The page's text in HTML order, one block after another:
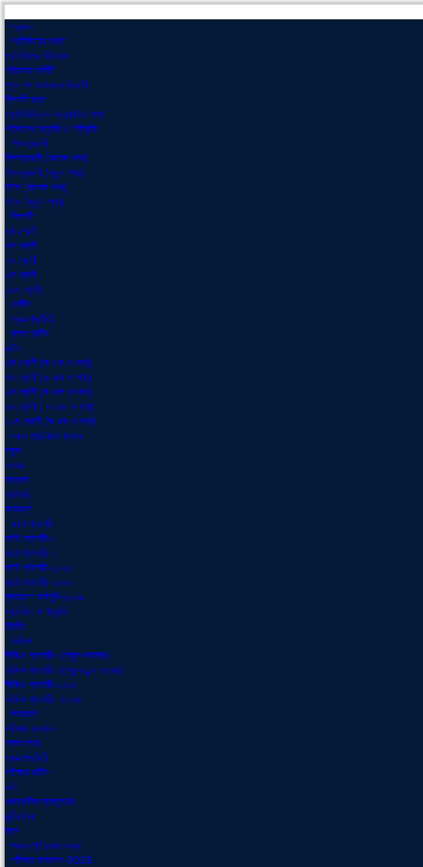
প্রচ্ছদ
প্রতিষ্ঠানের তথ্য
প্রতিষ্ঠানের ইতিহাস
পরিচালনা কমিটি
শূণ্য পদ ও জনবল বিবরণী
শিক্ষার্থী তথ্য
শ্রেণিভিত্তিক অনুমোদিত শাখা
পাঠদানের অনুমতি ও স্বীকৃতি
শিক্ষকমন্ডলী
শিক্ষকমন্ডলী (কলেজ শাখা)
শিক্ষকমন্ডলী (স্কুল শাখা)
স্টাফ (কলেজ শাখা)
স্টাফ (স্কুল শাখা)
শিক্ষার্থী
৬ষ্ঠ শ্রেণী
৭ম শ্রেণী
৮ম শ্রেণী
৯ম শ্রেণী
১০ম শ্রেণী
নোটিশ
প্রজ্ঞাপন/চিঠি
ক্লাশ রুটিন
রুটিন
৬ষ্ঠ শ্রেণী (ক এবং খ শাখা)
৭ম শ্রেণী (ক এবং খ শাখা)
৮ম শ্রেণী (ক এবং খ শাখা)
৯ম শ্রেণী ( ক এবং খ শাখা)
১০ম শ্রেণী (ক এবং খ শাখা)
সকল প্রতিষ্ঠান প্রধান
স্কুল
কলেজ
মাদ্রাসা
কারিগরি
অন্যান্য
ফটো গ্যালারী
ফটো গ্যালারী-১
ফটো গ্যালারী-২
ফটো গ্যালারী-২০২৫
ফটো গ্যালারী-২০২৬
বৃক্ষরোপণ কর্মসূচি-২০২৬
প্রতিষ্ঠান ও প্রকৃতি
ট্রেনিং
ভিডিও
ভিডিও গ্যালারী-১(স্কুল-কলেজ)
ভিডিও গ্যালারী-২(স্কুল এন্ড কলেজ)
ভিডিও গ্যালারী-২০২৫
ভিডিও গ্যালারী- ২০২৬
অন্যান্য
পরীক্ষার ফলাফল
সকল তথ্য
প্রজ্ঞাপন/চিঠি
পরীক্ষার রুটিন
ভর্তি
একাডেমিক ক্যালেন্ডার
ছুটির দিন
ব্লগ
গুরুত্বপূর্ণ ফোন নম্বর
পরীক্ষার ফলাফল-2025